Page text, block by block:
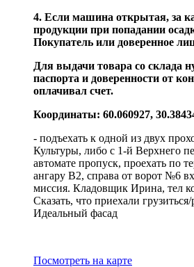
4. Если машина открытая, за
продукции при попадании
Покупатель или доверенное
Для выдачи товара со склада
паспорта и доверенности от
оплачивал счет.
Координаты: 60.060927,
- подъехать к одной из двух
Культуры, либо с 1-й Верхнего
автомате пропуск, проехать по
ангару В2, справа от ворот №6
миссия. Кладовщик Ирина, тел
Сказать, что приехали грузиться/
Идеальный фасад
Посмотреть на карте